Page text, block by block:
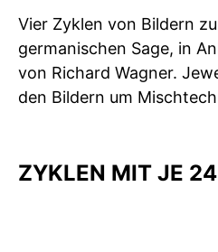
Vier Zyklen von Bildern
germanischen Sage, in
von Richard Wagner.
den Bildern um
ZYKLEN MIT JE